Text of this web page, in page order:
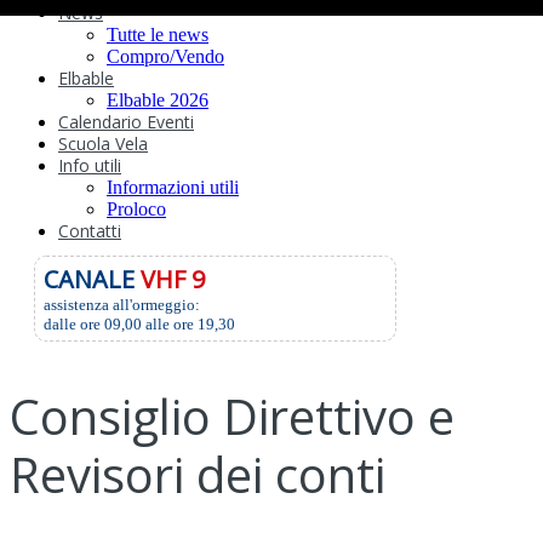
News
Tutte le news
Compro/Vendo
Elbable
Elbable 2026
Calendario Eventi
Scuola Vela
Info utili
Informazioni utili
Proloco
Contatti
CANALEVHF 9
assistenza all'ormeggio:
dalle ore 09,00 alle ore 19,30
Consiglio Direttivo e
Revisori dei conti